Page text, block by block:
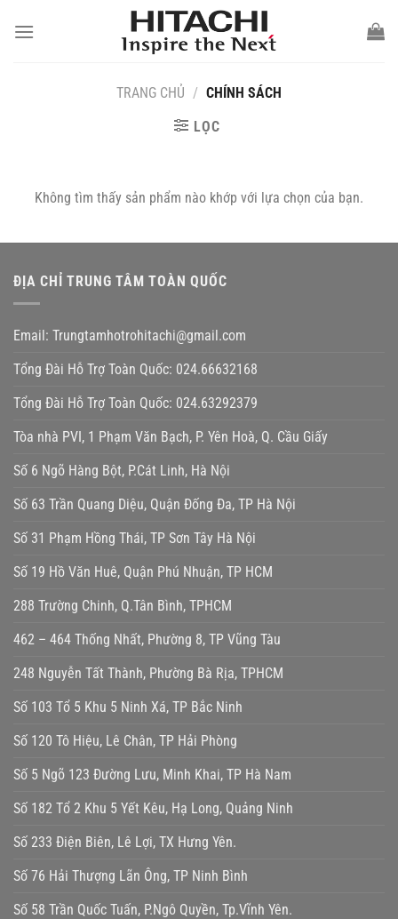
đến
TRANG CHỦ / CHÍNH SÁCH
LỌC
Không tìm thấy sản phẩm nào khớp với lựa chọn của bạn.
ĐỊA CHỈ TRUNG TÂM TOÀN QUỐC
Email: Trungtamhotrohitachi@gmail.com
Tổng Đài Hỗ Trợ Toàn Quốc: 024.66632168
Tổng Đài Hỗ Trợ Toàn Quốc: 024.63292379
Tòa nhà PVI, 1 Phạm Văn Bạch, P. Yên Hoà, Q. Cầu Giấy
Số 6 Ngõ Hàng Bột, P.Cát Linh, Hà Nội
Số 63 Trần Quang Diệu, Quận Đống Đa, TP Hà Nội
Số 31 Phạm Hồng Thái, TP Sơn Tây Hà Nội
Số 19 Hồ Văn Huê, Quận Phú Nhuận, TP HCM
288 Trường Chinh, Q.Tân Bình, TPHCM
462 – 464 Thống Nhất, Phường 8, TP Vũng Tàu
248 Nguyễn Tất Thành, Phường Bà Rịa, TPHCM
Số 103 Tổ 5 Khu 5 Ninh Xá, TP Bắc Ninh
Số 120 Tô Hiệu, Lê Chân, TP Hải Phòng
Số 5 Ngõ 123 Đường Lưu, Minh Khai, TP Hà Nam
Số 182 Tổ 2 Khu 5 Yết Kêu, Hạ Long, Quảng Ninh
Số 233 Điện Biên, Lê Lợi, TX Hưng Yên.
Số 76 Hải Thượng Lãn Ông, TP Ninh Bình
Số 58 Trần Quốc Tuấn, P.Ngô Quyền, Tp.Vĩnh Yên.